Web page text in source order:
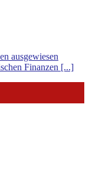
ausgewiesen
Finanzen [...]